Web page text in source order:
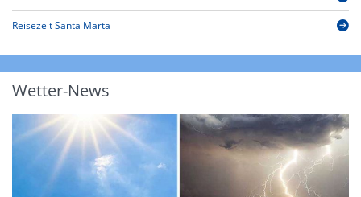
Reisezeit Santa Marta
Wetter-News